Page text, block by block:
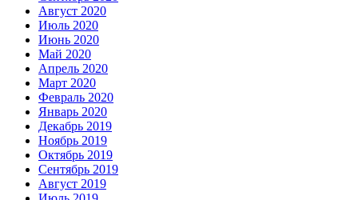
Август 2020
Июль 2020
Июнь 2020
Май 2020
Апрель 2020
Март 2020
Февраль 2020
Январь 2020
Декабрь 2019
Ноябрь 2019
Октябрь 2019
Сентябрь 2019
Август 2019